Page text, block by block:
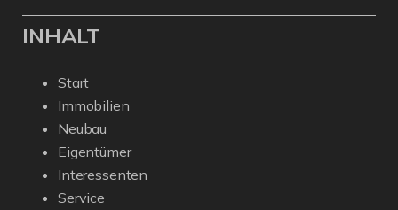
INHALT
Start
Immobilien
Neubau
Eigentümer
Interessenten
Service